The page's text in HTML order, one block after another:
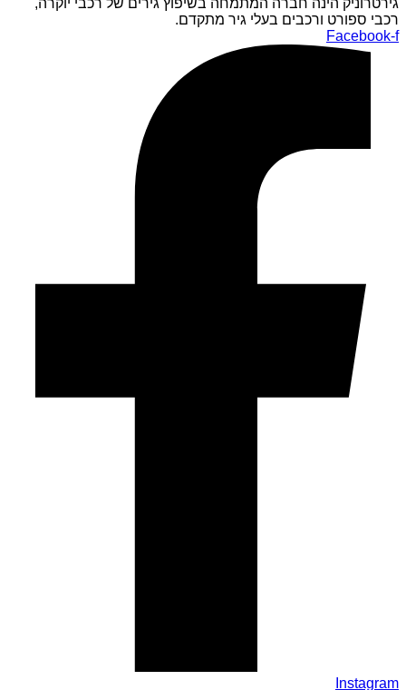
גירטרוניק הינה חברה המתמחה בשיפוץ גירים של רכבי יוקרה,
רכבי ספורט ורכבים בעלי גיר מתקדם.
Facebook-f
Instagram